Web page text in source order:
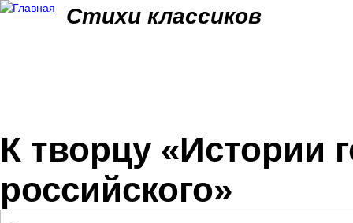
Стихи классиков
К творцу «Истории
российского»